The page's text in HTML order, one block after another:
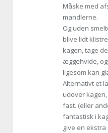
Måske med
mandlerne.
Og uden
blive lidt
kagen, tage
æggehvide,
ligesom kan
Alternativt et
udover
fast. (eller
fantastisk i
give en